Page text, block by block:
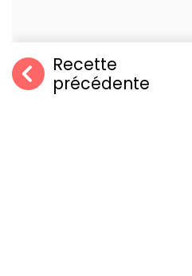
Recette
précédente